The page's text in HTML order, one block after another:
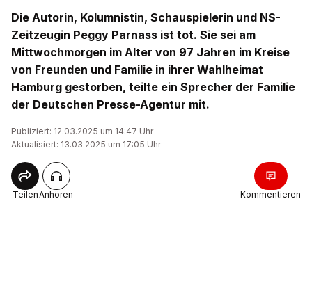
Die Autorin, Kolumnistin, Schauspielerin und NS-
Zeitzeugin Peggy Parnass ist tot. Sie sei am
Mittwochmorgen im Alter von 97 Jahren im Kreise
von Freunden und Familie in ihrer Wahlheimat
Hamburg gestorben, teilte ein Sprecher der Familie
der Deutschen Presse-Agentur mit.
Publiziert: 12.03.2025 um 14:47 Uhr
Aktualisiert: 13.03.2025 um 17:05 Uhr
TeilenAnhören Kommentieren